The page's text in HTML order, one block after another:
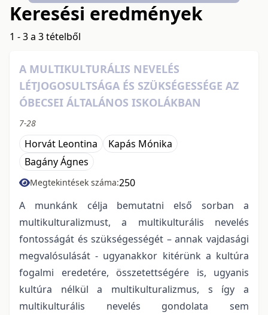
Keresési eredmények
1 - 3 a 3 tételből
A MULTIKULTURÁLIS NEVELÉS
LÉTJOGOSULTSÁGA ÉS SZÜKSÉGESSÉGE AZ
ÓBECSEI ÁLTALÁNOS ISKOLÁKBAN
7-28
Horvát Leontina
Kapás Mónika
Bagány Ágnes
Megtekintések száma:250
A munkánk célja bemutatni első sorban a
multikulturalizmust, a multikulturális nevelés
fontosságát és szükségességét – annak vajdasági
megvalósulását - ugyanakkor kitérünk a kultúra
fogalmi eredetére, összetettségére is, ugyanis
kultúra nélkül a multikulturalizmus, s így a
multikulturális nevelés gondolata sem